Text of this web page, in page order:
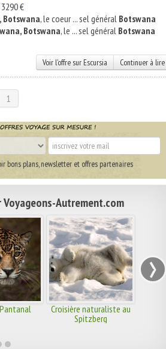
€
Botswana, le coeur ... sel général Botswana
Botswana, le ... sel général Botswana
Voir l'offre sur Escursia Continuer à lire
1
bons plans, newsletter et offres partenaires
Autrement.com
Croisière naturaliste au
Spitzberg
›